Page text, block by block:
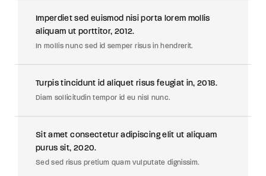
Imperdiet sed euismod nisi porta lorem mollis
aliquam ut porttitor, 2012.
In mollis nunc sed id semper risus in hendrerit.
Turpis tincidunt id aliquet risus feugiat in, 2018.
Diam sollicitudin tempor id eu nisl nunc.
Sit amet consectetur adipiscing elit ut aliquam
purus sit, 2020.
Sed sed risus pretium quam vulputate dignissim.